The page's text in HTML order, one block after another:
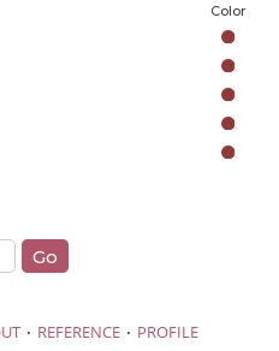
Color
· REFERENCE · PROFILE